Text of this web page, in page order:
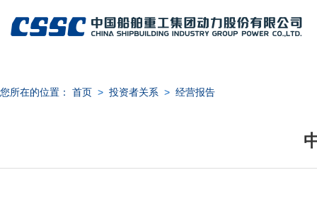
您所在的位置： 首页 > 投资者关系 > 经营报告